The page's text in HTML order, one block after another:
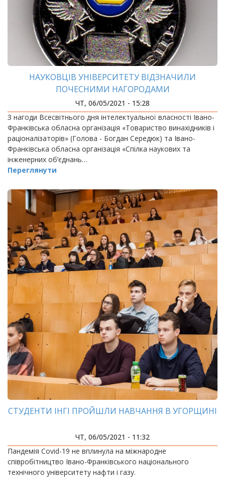
НАУКОВЦІВ УНІВЕРСИТЕТУ ВІДЗНАЧИЛИ
ПОЧЕСНИМИ НАГОРОДАМИ
ЧТ, 06/05/2021 - 15:28
З нагоди Всесвітнього дня інтелектуальної власності Івано-
Франківська обласна організація «Товариство винахідників і
раціоналізаторів» (Голова - Богдан Середюк) та Івано-
Франківська обласна організація «Спілка наукових та
інженерних об’єднань…
Переглянути
СТУДЕНТИ ІНГІ ПРОЙШЛИ НАВЧАННЯ В УГОРЩИНІ
ЧТ, 06/05/2021 - 11:32
Пандемія Covid-19 не вплинула на міжнародне
співробітництво Івано-Франківського національного
технічного університету нафти і газу.